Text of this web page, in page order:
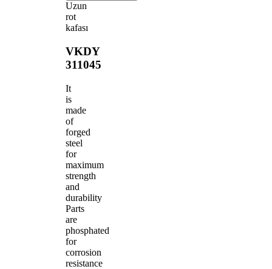
Uzun
rot
kafası
VKDY
311045
It
is
made
of
forged
steel
for
maximum
strength
and
durability
Parts
are
phosphated
for
corrosion
resistance